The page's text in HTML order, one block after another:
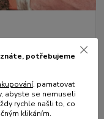
potřebujeme
, pamatovat
abyste se nemuseli
rychle našli to, co
klikáním.